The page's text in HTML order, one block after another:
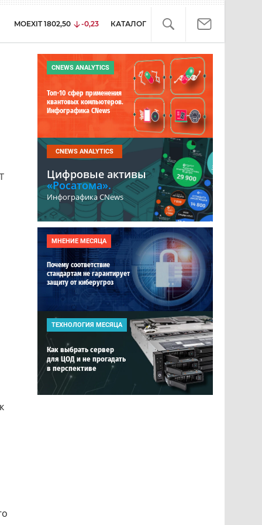
MOEXIT 1802,50 -0,23 КАТАЛОГ
CNEWS ANALYTICS
Топ-10 сфер применения
квантовых компьютеров.
Инфографика CNews
CNEWS ANALYTICS
Цифровые активы
«Росатома».
Инфографика CNews
МНЕНИЕ МЕСЯЦА
Почему соответствие
стандартам не гарантирует
защиту от киберугроз
ТЕХНОЛОГИЯ МЕСЯЦА
Как выбрать сервер
для ЦОД и не прогадать
в перспективе